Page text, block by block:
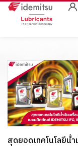
สุดยอดเทคโนโลยีน้ำ